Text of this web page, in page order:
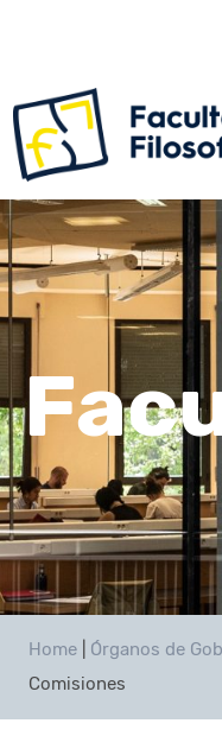
Home Órganos de
Comisiones